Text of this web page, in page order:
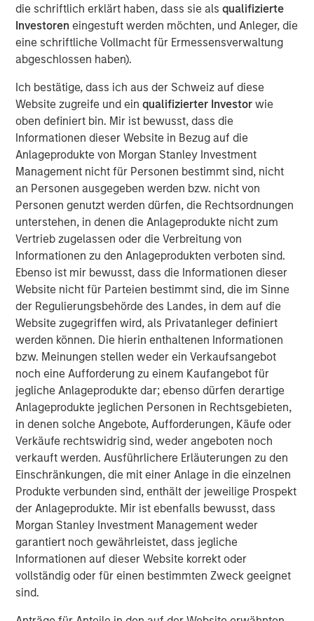
die schriftlich erklärt haben, dass sie alsqualifizierte
Investoren eingestuft werden möchten, und Anleger, die
eine schriftliche Vollmacht für Ermessensverwaltung
abgeschlossen haben).
Ich bestätige, dass ich aus der Schweiz auf diese
Website zugreife und ein qualifizierter Investor wie
oben definiert bin. Mir ist bewusst, dass die
Informationen dieser Website in Bezug auf die
Anlageprodukte von Morgan Stanley Investment
Management nicht für Personen bestimmt sind, nicht
an Personen ausgegeben werden bzw. nicht von
Personen genutzt werden dürfen, die Rechtsordnungen
unterstehen, in denen die Anlageprodukte nicht zum
Vertrieb zugelassen oder die Verbreitung von
Informationen zu den Anlageprodukten verboten sind.
Ebenso ist mir bewusst, dass die Informationen dieser
Website nicht für Parteien bestimmt sind, die im Sinne
der Regulierungsbehörde des Landes, in dem auf die
Website zugegriffen wird, als Privatanleger definiert
werden können. Die hierin enthaltenen Informationen
bzw. Meinungen stellen weder ein Verkaufsangebot
noch eine Aufforderung zu einem Kaufangebot für
jegliche Anlageprodukte dar; ebenso dürfen derartige
Anlageprodukte jeglichen Personen in Rechtsgebieten,
in denen solche Angebote, Aufforderungen, Käufe oder
Verkäufe rechtswidrig sind, weder angeboten noch
verkauft werden. Ausführlichere Erläuterungen zu den
Einschränkungen, die mit einer Anlage in die einzelnen
Produkte verbunden sind, enthält der jeweilige Prospekt
der Anlageprodukte. Mir ist ebenfalls bewusst, dass
Morgan Stanley Investment Management weder
garantiert noch gewährleistet, dass jegliche
Informationen auf dieser Website korrekt oder
vollständig oder für einen bestimmten Zweck geeignet
sind.
has built an incredible reputation of providing award
winning labels that help brands stand out in the crowd.
Their commitment to quality and a first-class customer
experience aligns well with our core values, and their
become AWT’s flagship site on the West Coast. We are
excited to continue acquiring great businesses and
partnering with great teams to find ways to deliver more
value to our customers’ ongoing needs.”
AWT’s acquisition of Labeltronix will add to their
attractive end-market presence, high-end premium
crafted label manufacturing capabilities, and will have an
immediate impact in adding value for existing and new
customers.
“We’re thrilled with the opportunity to become part of
AWT,” said John Trail, President of Labeltronix. “With the
support of AWT’s diverse operations, broad facility
network, and national resources, we’ll be able to bring
our premium product labels to more customers and
brands. Additionally, ReThink Labeling, a division of
Labeltronix, is dedicated to bringing innovative on-
demand label solutions to more customers.”
Under AWT, Labeltronix will continue to provide the
highest-quality product labeling solutions, including their
proprietary Lean Labeling® process, to customers across
North America.
Labeltronix represents the second acquisition by AWT in
recent months, following the January acquisition of
MacArthur Corporation, a leading manufacturer of
custom engineered industrial and durable label solutions
with headquarters in Grand Blanc, MI, and operations in
Michigan, Poland, and China.